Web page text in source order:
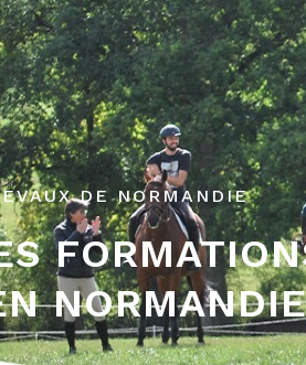
DE NORMANDIE
NORMANDIE